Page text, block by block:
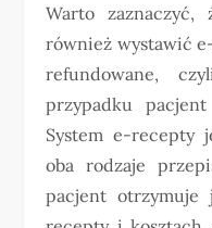
Warto zaznaczyć,
również wystawić
refundowane,
przypadku
System e-recepty
oba rodzaje
pacjent otrzymuje